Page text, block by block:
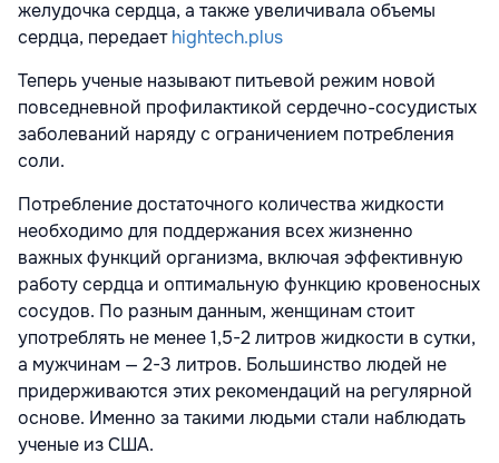
желудочка сердца, а также увеличивала объемы
сердца, передаетhightech.plus
Теперь ученые называют питьевой режим новой
повседневной профилактикой сердечно-сосудистых
заболеваний наряду с ограничением потребления
соли.
Потребление достаточного количества жидкости
необходимо для поддержания всех жизненно
важных функций организма, включая эффективную
работу сердца и оптимальную функцию кровеносных
сосудов. По разным данным, женщинам стоит
употреблять не менее 1,5-2 литров жидкости в сутки,
а мужчинам — 2-3 литров. Большинство людей не
придерживаются этих рекомендаций на регулярной
основе. Именно за такими людьми стали наблюдать
ученые из США.